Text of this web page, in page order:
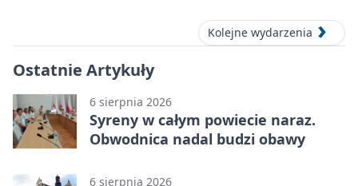
Kolejne wydarzenia
Ostatnie Artykuły
6 sierpnia 2026
Syreny w całym powiecie naraz.
Obwodnica nadal budzi obawy
6 sierpnia 2026